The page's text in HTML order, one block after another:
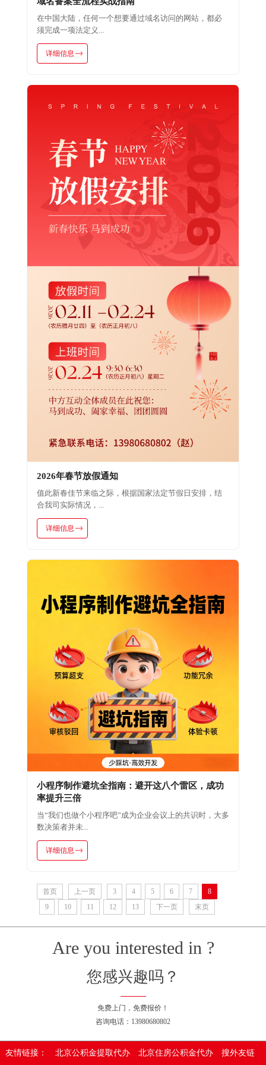
在中国大陆，任何一个想要通过域名访问的网站，都必
须完成一项法定义...
详细信息
2026年春节放假通知
值此新春佳节来临之际，根据国家法定节假日安排，结
合我司实际情况，...
详细信息
小程序制作避坑全指南：避开这八个雷区，成功
率提升三倍
当“我们也做个小程序吧”成为企业会议上的共识时，大多
数决策者并未...
详细信息
首页 上一页 3 4 5 6 7
8
9
10 11 12 13 下一页 末页
Are you interested in ?
您感兴趣吗？
免费上门，免费报价！
咨询电话：13980680802
友情链接： 北京公积金提取代办 北京住房公积金代办 搜外友链